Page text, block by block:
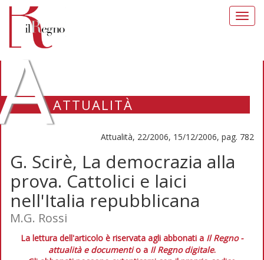
ATTUALITÀ
Attualità, 22/2006, 15/12/2006, pag. 782
G. Scirè, La democrazia alla
prova. Cattolici e laici
nell'Italia repubblicana
M.G. Rossi
La lettura dell'articolo è riservata agli abbonati a Il Regno -
attualità e documentio a Il Regno digitale.